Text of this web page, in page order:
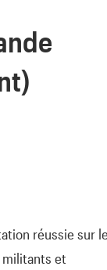
réussie sur
et